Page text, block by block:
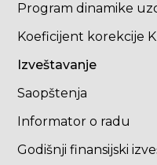
Program dinamike
Koeficijent korekcije K
Izveštavanje
Saopštenja
Informator o radu
Godišnji finansijski